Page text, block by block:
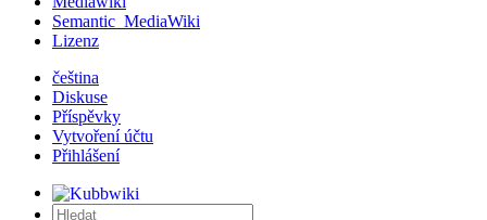
Semantic_MediaWiki
Lizenz
čeština
Diskuse
Příspěvky
Vytvoření účtu
Přihlášení